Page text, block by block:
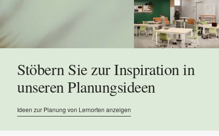
Stöbern Sie zur Inspiration in
unseren Planungsideen
Ideen zur Planung von Lernorten anzeigen